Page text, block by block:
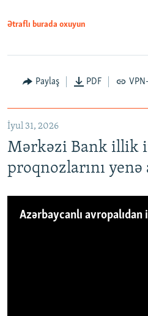
Ətraflı burada oxuyun
Paylaş PDF
İyul 31, 2026
Mərkəzi Bank illik
proqnozlarını yenə